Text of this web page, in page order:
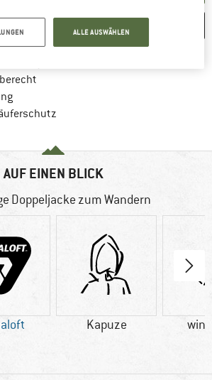
VERGLEICHEN
Finde die Zahlungs-Infos hier! Öffnet
AUF EINEN BLICK
Doppeljacke zum Wandern
Kapuze
ALLE AUSWÄHLEN